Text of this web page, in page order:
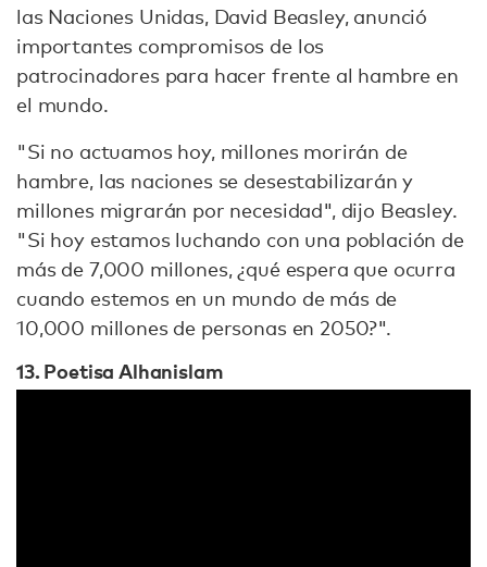
las Naciones Unidas, David Beasley, anunció
importantes compromisos de los
patrocinadores para hacer frente al hambre en
el mundo.
"Si no actuamos hoy, millones morirán de
hambre, las naciones se desestabilizarán y
millones migrarán por necesidad", dijo Beasley.
"Si hoy estamos luchando con una población de
más de 7,000 millones, ¿qué espera que ocurra
cuando estemos en un mundo de más de
10,000 millones de personas en 2050?".
13. Poetisa Alhanislam